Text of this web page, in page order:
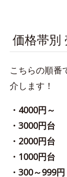
価格帯別
こちらの順番
介します！
・4000円～
・3000円台
・2000円台
・1000円台
・300～999円